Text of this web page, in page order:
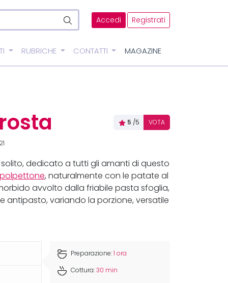
Accedi Registrati
RUBRICHE CONTATTI MAGAZINE
5 /5 VOTA
dedicato a tutti gli amanti di questo
polpettone, naturalmente con le patate al
avvolto dalla friabile pasta sfoglia,
variando la porzione, versatile
Preparazione:1 ora
Cottura:30 min